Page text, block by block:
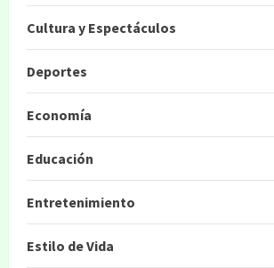
Cultura y Espectáculos
Deportes
Economía
Educación
Entretenimiento
Estilo de Vida